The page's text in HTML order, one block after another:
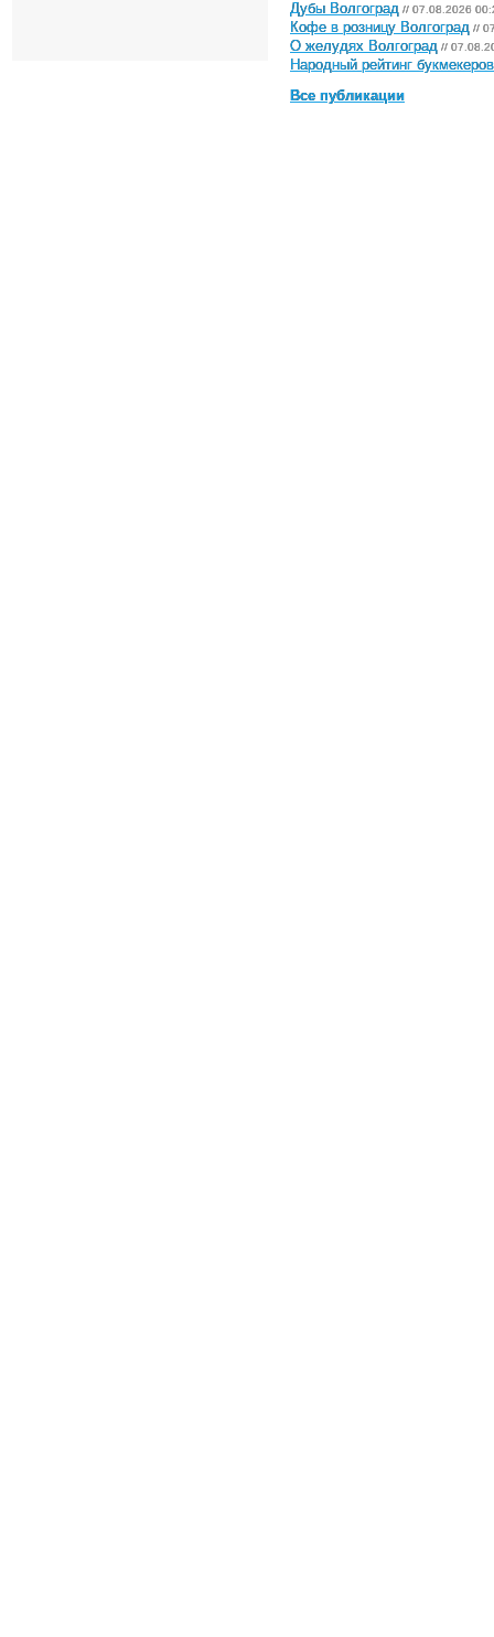
Дубы Волгоград // 07.08.2026
Кофе в розницу Волгоград //
О желудях Волгоград //
Народный рейтинг
Все публикации